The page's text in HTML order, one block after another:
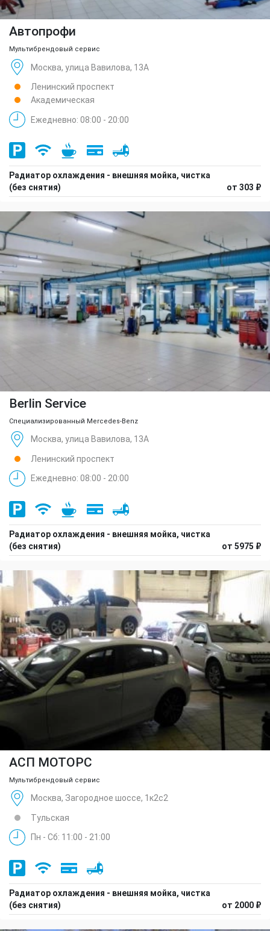
Автопрофи
Мультибрендовый сервис
Москва, улица Вавилова, 13А
Ленинский проспект
Академическая
Ежедневно: 08:00 - 20:00
Радиатор охлаждения - внешняя мойка, чистка
(без снятия)
от 303 ₽
Berlin Service
Специализированный Mercedes-Benz
Москва, улица Вавилова, 13А
Ленинский проспект
Ежедневно: 08:00 - 20:00
Радиатор охлаждения - внешняя мойка, чистка
(без снятия)
от 5975 ₽
АСП МОТОРС
Мультибрендовый сервис
Москва, Загородное шоссе, 1к2с2
Тульская
Пн - Сб: 11:00 - 21:00
Радиатор охлаждения - внешняя мойка, чистка
(без снятия)
от 2000 ₽